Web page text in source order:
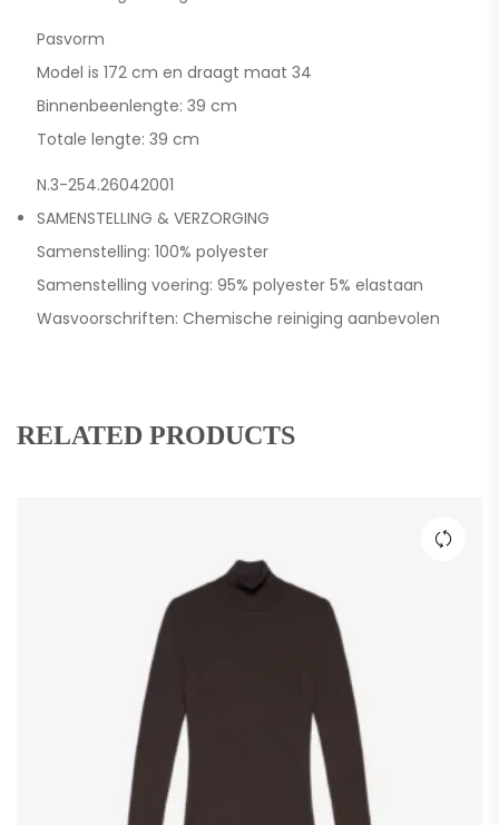
Pasvorm
Model is 172 cm en draagt maat 34
Binnenbeenlengte: 39 cm
Totale lengte: 39 cm
N.3-254.26042001
SAMENSTELLING & VERZORGING
Samenstelling: 100% polyester
Samenstelling voering: 95% polyester 5% elastaan
Wasvoorschriften: Chemische reiniging aanbevolen
RELATED PRODUCTS